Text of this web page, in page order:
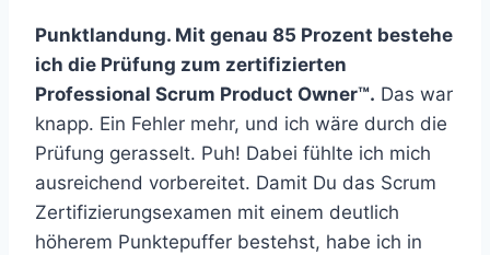
Punktlandung. Mit genau 85 Prozent bestehe
ich die Prüfung zum zertifizierten
Professional Scrum Product Owner™. Das war
knapp. Ein Fehler mehr, und ich wäre durch die
Prüfung gerasselt. Puh! Dabei fühlte ich mich
ausreichend vorbereitet. Damit Du das Scrum
Zertifizierungsexamen mit einem deutlich
höherem Punktepuffer bestehst, habe ich in